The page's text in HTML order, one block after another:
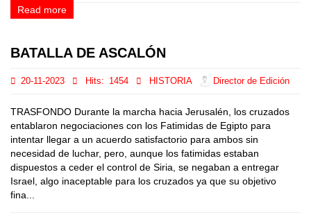
Read more
BATALLA DE ASCALÓN
20-11-2023 Hits: 1454 HISTORIA Director de Edición
TRASFONDO Durante la marcha hacia Jerusalén, los cruzados
entablaron negociaciones con los Fatimidas de Egipto para
intentar llegar a un acuerdo satisfactorio para ambos sin
necesidad de luchar, pero, aunque los fatimidas estaban
dispuestos a ceder el control de Siria, se negaban a entregar
Israel, algo inaceptable para los cruzados ya que su objetivo
fina...